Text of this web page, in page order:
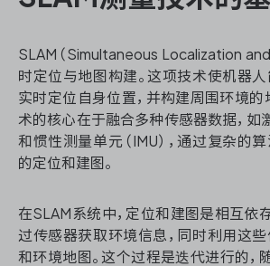
ASPICE 研发管理
ONES 资讯
SLAM（Simultaneous Localization
时定位与地图构建。这项技术使机器
实时定位自身位置，并构建周围环境的
术的核心在于融合多种传感器数据，如
和惯性测量单元（IMU），通过复杂的
的定位和建图。
在SLAM系统中，定位和建图是相互依
过传感器获取环境信息，同时利用这
和环境地图。这个过程是迭代进行的，